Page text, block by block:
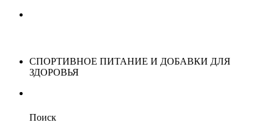
СПОРТИВНОЕ ПИТАНИЕ И ДОБАВКИ ДЛЯ
ЗДОРОВЬЯ
Поиск